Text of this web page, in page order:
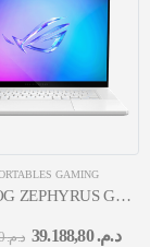
WQXGA U9-
GAMING
ZEPHYRUS G16
16GB W11H BLANC
د.م.51.172,80 د.م.39.188,80